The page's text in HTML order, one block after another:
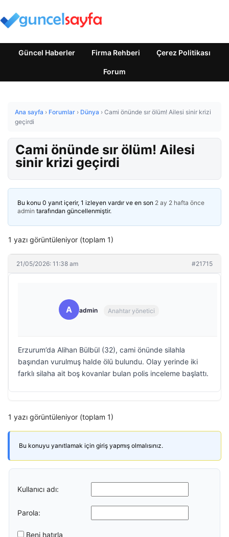
Güncel Haberler Firma Rehberi Çerez Politikası
Forum
Ana sayfa › Forumlar › Dünya › Cami önünde sır ölüm! Ailesi sinir krizi
geçirdi
Cami önünde sır ölüm! Ailesi
sinir krizi geçirdi
Bu konu 0 yanıt içerir, 1 izleyen vardır ve en son 2 ay 2 hafta önce
admin tarafından güncellenmiştir.
1 yazı görüntüleniyor (toplam 1)
21/05/2026: 11:38 am #21715
A admin Anahtar yönetici
Erzurum’da Alihan Bülbül (32), cami önünde silahla
başından vurulmuş halde ölü bulundu. Olay yerinde iki
farklı silaha ait boş kovanlar bulan polis inceleme başlattı.
1 yazı görüntüleniyor (toplam 1)
Bu konuyu yanıtlamak için giriş yapmış olmalısınız.
Kullanıcı adı:
Parola:
Beni hatırla